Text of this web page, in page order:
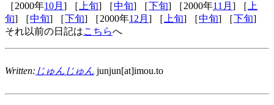
［2000年10月 ] ［上旬] ［中旬] ［ 下旬] ［2000年11月 ] ［上
旬] ［中旬] ［ 下旬] ［2000年12月 ] ［上旬] ［中旬] ［ 下旬]
それ以前の日記はこちらへ
Written: じゅんじゅん junjun[at]imou.to